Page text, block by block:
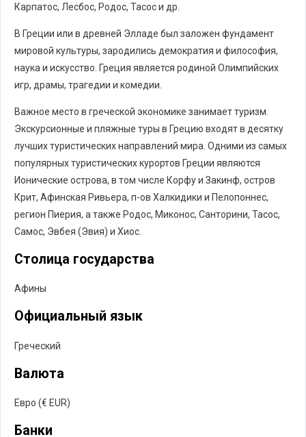
Карпатос, Лесбос, Родос, Тасос и др.
В Греции или в древней Элладе был заложен фундамент
мировой культуры, зародились демократия и философия,
наука и искусство. Греция является родиной Олимпийских
игр, драмы, трагедии и комедии.
Важное место в греческой экономике занимает туризм.
Экскурсионные и пляжные туры в Грецию входят в десятку
лучших туристических направлений мира. Одними из самых
популярных туристических курортов Греции являются
Ионические острова, в том числе Корфу и Закинф, остров
Крит, Афинская Ривьера, п-ов Халкидики и Пелопоннес,
регион Пиерия, а также Родос, Миконос, Санторини, Тасос,
Самос, Эвбея (Эвия) и Хиос.
Столица государства
Афины
Официальный язык
Греческий
Валюта
Евро (€ EUR)
Банки